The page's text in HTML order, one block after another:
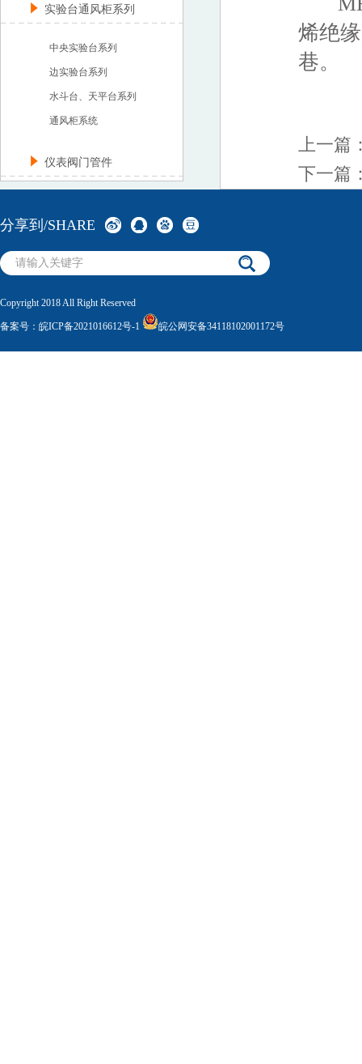
实验台通风柜系列
中央实验台系列
边实验台系列
水斗台、天平台系列
通风柜系统
仪表阀门管件
烯绝
巷。
上一篇
下一篇
分享到/SHARE
Copyright 2018 All Right Reserved
备案号： 皖ICP备2021016612号-1 皖公网安备34118102001172号